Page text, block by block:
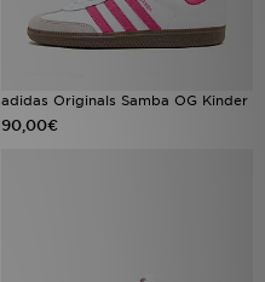
adidas Originals Samba OG Kinder
90,00€